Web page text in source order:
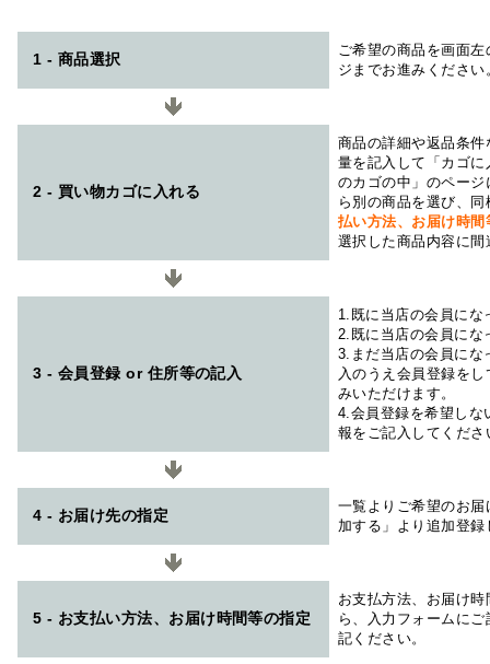
1 - 商品選択
ご希望の商品を画面
ジまでお進みください
2 - 買い物カゴに入れる
商品の詳細や返品条
量を記入して「カゴ
のカゴの中」のペー
ら別の商品を選び、
払い方法、お届け時
選択した商品内容に
3 - 会員登録 or 住所等の記入
1.既に当店の会員にな
2.既に当店の会員にな
3.まだ当店の会員にな
入のうえ会員登録を
みいただけます。
4.会員登録を希望しな
報をご記入してくださ
4 - お届け先の指定
一覧よりご希望のお
加する」より追加登
5 - お支払い方法、お届け時間等の指定
お支払方法、お届け
ら、入力フォームに
記ください。